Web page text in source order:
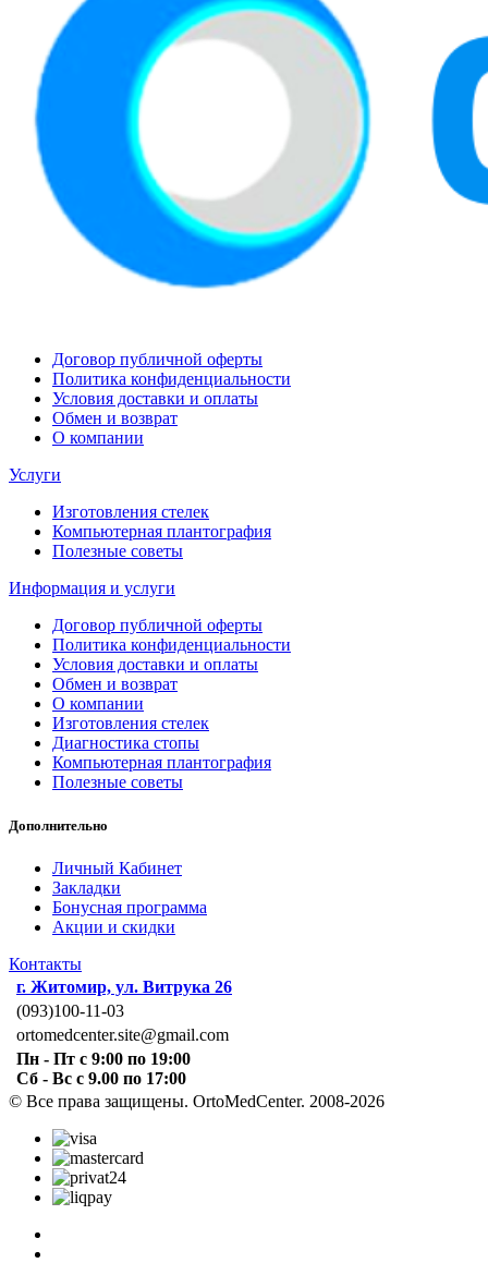
Договор публичной оферты
Политика конфиденциальности
Условия доставки и оплаты
Обмен и возврат
О компании
Услуги
Изготовления стелек
Компьютерная плантография
Полезные советы
Информация и услуги
Договор публичной оферты
Политика конфиденциальности
Условия доставки и оплаты
Обмен и возврат
О компании
Изготовления стелек
Диагностика стопы
Компьютерная плантография
Полезные советы
Дополнительно
Личный Кабинет
Закладки
Бонусная программа
Акции и скидки
Контакты
г. Житомир, ул. Витрука 26
(093)100-11-03
ortomedcenter.site@gmail.com
Пн - Пт с 9:00 по 19:00
Сб - Вс с 9.00 по 17:00
© Все права защищены. OrtoMedCenter. 2008-2026